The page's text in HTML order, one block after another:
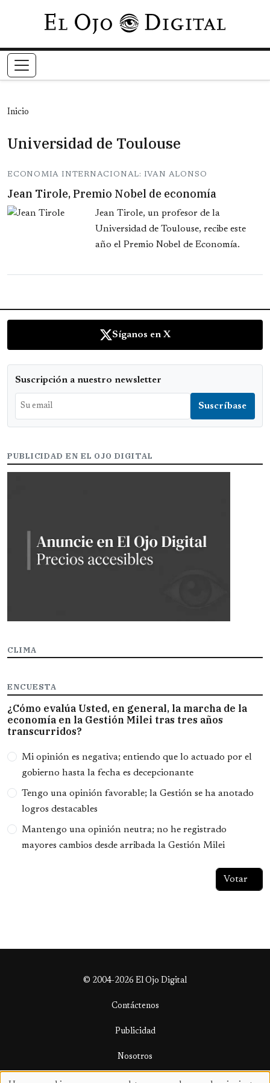
Pasar al contenido principal
Inicio
Universidad de Toulouse
ECONOMIA INTERNACIONAL: IVAN ALONSO
Jean Tirole, Premio Nobel de economía
Jean Tirole, un profesor de la
Universidad de Toulouse, recibe este
año el Premio Nobel de Economía.
Síganos en X
Suscripción a nuestro newsletter
PUBLICIDAD EN EL OJO DIGITAL
CLIMA
ENCUESTA
¿Cómo evalúa Usted, en general, la marcha de la
economía en la Gestión Milei tras tres años
transcurridos?
Opciones
Mi opinión es negativa; entiendo que lo actuado por el
gobierno hasta la fecha es decepcionante
Tengo una opinión favorable; la Gestión se ha anotado
logros destacables
Mantengo una opinión neutra; no he registrado
mayores cambios desde arribada la Gestión Milei
© 2004-2026 El Ojo Digital
Contáctenos
Publicidad
Nosotros